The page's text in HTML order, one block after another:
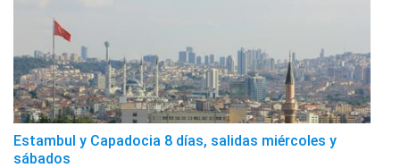
Estambul y Capadocia 8 días, salidas miércoles y
sábados